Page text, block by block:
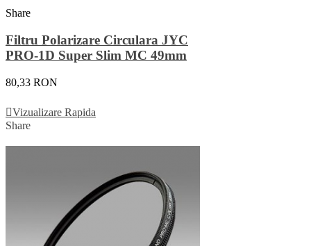
Share
Filtru Polarizare Circulara JYC
PRO-1D Super Slim MC 49mm
80,33 RON
Vizualizare Rapida
Share